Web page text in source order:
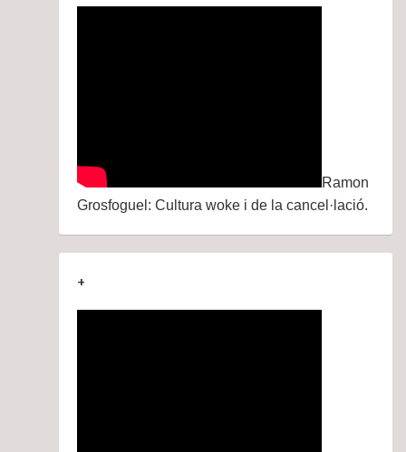
Ramon
Grosfoguel: Cultura woke i de la cancel·lació.
+